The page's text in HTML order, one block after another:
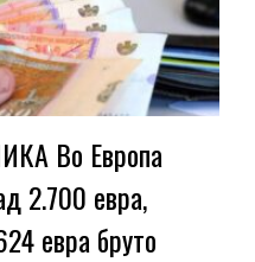
Во Европа
2.700 евра,
евра бруто